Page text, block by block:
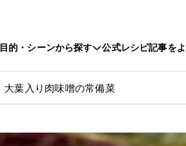
目的・シーンから探す 公式レシピ記事を
大葉入り肉味噌の常備菜